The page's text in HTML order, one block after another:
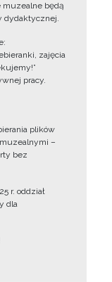
muzealne będą
dydaktycznej.
zajęcia
pracy.
plików
–
bez
r. oddział
dla